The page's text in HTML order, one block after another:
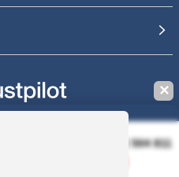
SAS - R.C.S. DOLE 504 811
✕